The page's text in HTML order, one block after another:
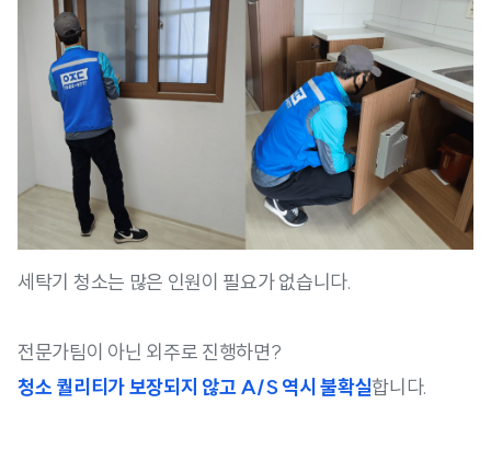
세탁기 청소는 많은 인원이 필요가 없습니다.
전문가팀이 아닌 외주로 진행하면?
청소 퀄리티가 보장되지 않고 A/S 역시 불확실합니다.